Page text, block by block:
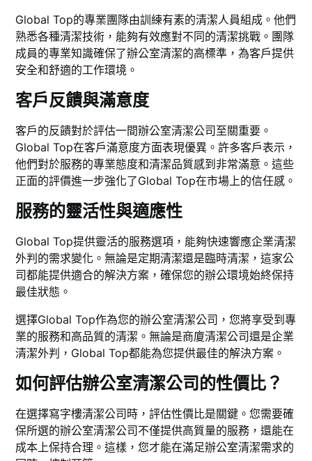
Global Top的專業團隊由訓練有素的清潔人員組成。他們
熟悉各種清潔技術，能夠有效應對不同的清潔挑戰。團隊
成員的專業知識確保了辦公室清潔的高標準，為客戶提供
安全和舒適的工作環境。
客戶反饋與滿意度
客戶的反饋對於評估一間辦公室清潔公司至關重要。
Global Top在客戶滿意度方面表現優異。許多客戶表示，
他們對於服務的專業態度和清潔品質感到非常滿意。這些
正面的評價進一步強化了Global Top在市場上的信任感。
服務的靈活性與適應性
Global Top提供靈活的服務選項，能夠快速響應企業清潔
外判的需求變化。無論是定期清潔還是臨時清潔，這家公
司都能提供適合的解決方案，確保您的辦公環境始終保持
最佳狀態。
選擇Global Top作為您的辦公室清潔公司，您將享受到專
業的服務和高品質的清潔。無論是商廈清潔公司還是企業
清潔外判，Global Top都能為您提供最佳的解決方案。
如何評估辦公室清潔公司的性價比？
在選擇寫字樓清潔公司時，評估性價比是關鍵。您需要確
保所選的辦公室清潔公司不僅提供高質量的服務，還能在
成本上保持合理。這樣，您才能在滿足辦公室清潔需求的